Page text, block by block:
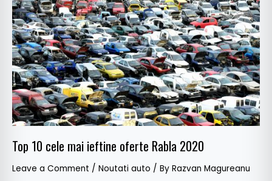
Top 10 cele mai ieftine oferte Rabla 2020
Leave a Comment / Noutati auto / By Razvan Magureanu
10
cele
mai
ieftine
oferte
Rabla
2020